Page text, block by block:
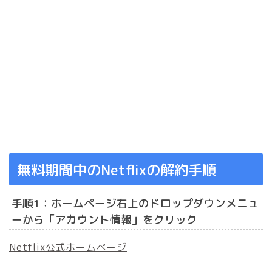
無料期間中のNetflixの解約手順
手順1：ホームページ右上のドロップダウンメニュ
ーから「アカウント情報」をクリック
Netflix公式ホームページ